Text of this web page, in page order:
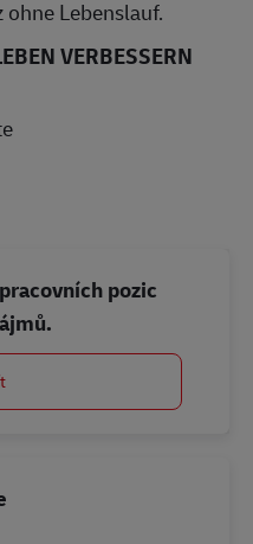
Lebenslauf.
VERBESSERN
pozic